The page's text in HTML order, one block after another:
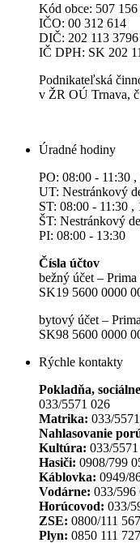
Kód obce: 507 156
IČO: 00 312 614
DIČ: 202 113 3796
IČ DPH: SK 202
Podnikateľská
v ŽR OÚ Trnava,
Úradné hodiny
PO: 08:00 - 11:30
UT: Nestránkový
ST: 08:00 - 11:30 ,
ŠT: Nestránkový
PI: 08:00 - 13:30
Čísla účtov
bežný účet – Prima
SK19 5600 0000
bytový účet –
SK98 5600 0000
Rýchle kontakty
Pokladňa,
033/5571 026
Matrika: 033/
Nahlasovanie
Kultúra: 033/
Hasiči: 0908/799
Káblovka: 0949/
Vodárne: 033/596
Horúcovod: 033/
ZSE: 0800/111 567
Plyn: 0850 111 727